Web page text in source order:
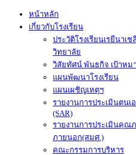
หน้าหลัก
เกี่ยวกับโรงเรียน
ประวัติโรงเรียนเรยีนาเชลี
วิทยาลัย
วิสัยทัศน์ พันธกิจ เป้าหม
แผนพัฒนาโรงเรียน
แผนเผชิญเหตุฯ
รายงานการประเมินตนเ
(SAR)
รายงานการประเมินคุณ
ภายนอก(สมศ.)
คณะกรรมการบริหาร